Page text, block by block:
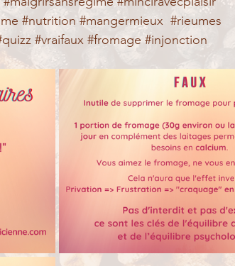
#nutrition #mangermieux #rieumes
#vraifaux #fromage #injonction